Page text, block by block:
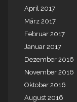
April 2017
März 2017
Februar 2017
Januar 2017
Dezember 2016
November 2016
Oktober 2016
August 2016